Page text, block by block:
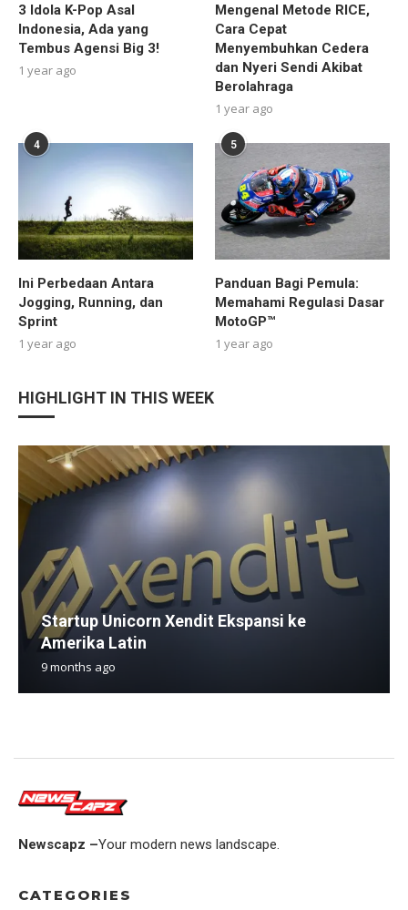
3 Idola K-Pop Asal
Indonesia, Ada yang
Tembus Agensi Big 3!
1 year ago
Mengenal Metode RICE,
Cara Cepat
Menyembuhkan Cedera
dan Nyeri Sendi Akibat
Berolahraga
1 year ago
4
Ini Perbedaan Antara
Jogging, Running, dan
Sprint
1 year ago
5
Panduan Bagi Pemula:
Memahami Regulasi Dasar
MotoGP™
1 year ago
HIGHLIGHT IN THIS WEEK
Startup Unicorn Xendit Ekspansi ke
Amerika Latin
9 months ago
Newscapz –Your modern news landscape.
CATEGORIES